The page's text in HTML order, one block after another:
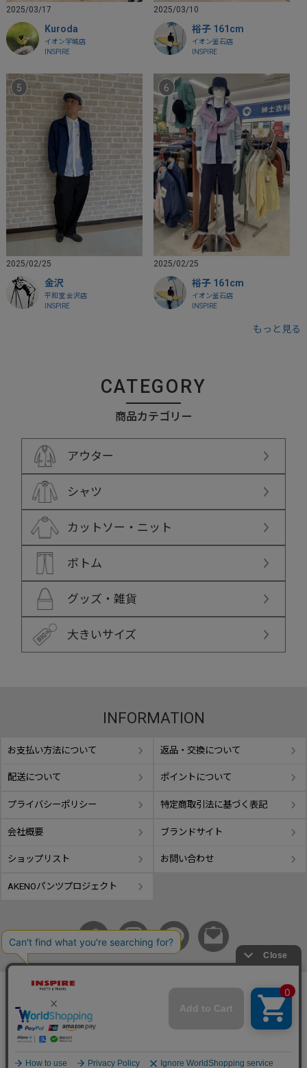
2025/03/17
Kuroda
イオン宇城店
INSPIRE
2025/03/10
裕子 161cm
イオン釜石店
INSPIRE
2025/02/25
金沢
平和堂 金沢店
INSPIRE
2025/02/25
裕子 161cm
イオン釜石店
INSPIRE
もっと見る
CATEGORY
商品カテゴリー
アウター
シャツ
カットソー・ニット
ボトム
グッズ・雑貨
大きいサイズ
INFORMATION
お支払い方法について 返品・交換について
配送について ポイントについて
プライバシーポリシー 特定商取引法に基づく表記
会社概要 ブランドサイト
ショップリスト お問い合わせ
AKENOパンツプロジェクト
copyright © GIFUTAKE All rights reserved. 事業再構築